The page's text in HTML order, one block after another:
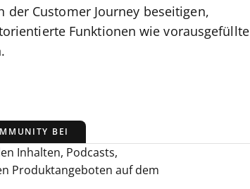
Customer Journey beseitigen,
Funktionen wie vorausgefüllte
BEI
Inhalten, Podcasts,
Produktangeboten auf dem